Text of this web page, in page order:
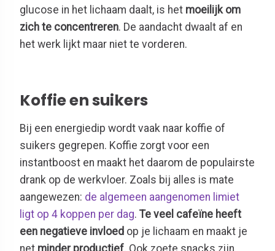
glucose in het lichaam daalt, is het moeilijk om
zich te concentreren. De aandacht dwaalt af en
het werk lijkt maar niet te vorderen.
Koffie en suikers
Bij een energiedip wordt vaak naar koffie of
suikers gegrepen. Koffie zorgt voor een
instantboost en maakt het daarom de populairste
drank op de werkvloer. Zoals bij alles is mate
aangewezen: de algemeen aangenomen limiet
ligt op 4 koppen per dag. Te veel cafeïne heeft
een negatieve invloed op je lichaam en maakt je